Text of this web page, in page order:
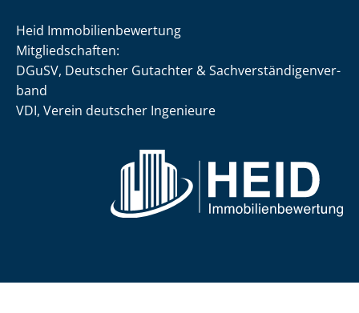
Heid Im­mo­bi­li­en­be­wer­tung
Mit­glied­schaf­ten:
DGuSV, Deutscher Gutachter & Sach­ver­stän­di­gen­ver­
band
VDI, Verein deutscher Ingenieure